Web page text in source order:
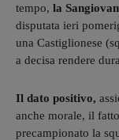
tempo, la
disputata ieri
una Castiglionese
a decisa rendere
Il dato positivo,
anche morale, il
precampionato la